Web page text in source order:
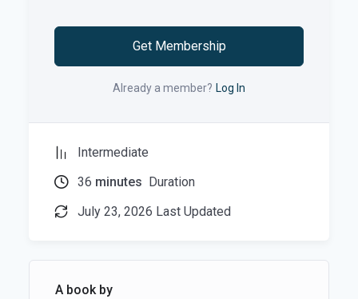
लेखक स्पेंसर जॉनसन हैं। वे एक डॉक्टर और लेखक थे जिन्होंने
महत्वपूर्ण सबक सिखाने के लिए सरल कहानियां लिखीं। स्पेंसर
लोगों को जीवन के बदलावों से सरल तरीके से निपटने में मदद
काम और निजी जीवन में सुधार कर सकें।
Get Membership
Already a member? Log In
Intermediate
36 minutes
Duration
July 23, 2026 Last Updated
A book by